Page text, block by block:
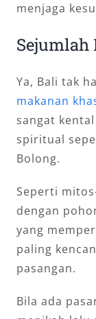
menjaga
Sejumlah
Ya, Bali tak
makanan
sangat
spiritual
Bolong.
Seperti
dengan
yang
paling
pasangan.
Bila ada